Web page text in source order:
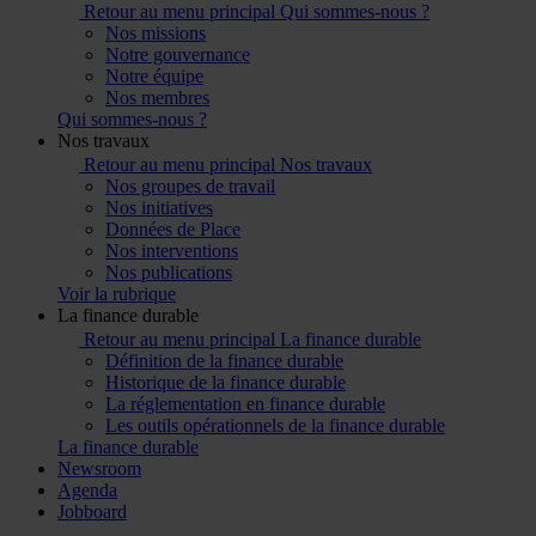
Retour au menu principal Qui sommes-nous ?
Nos missions
Notre gouvernance
Notre équipe
Nos membres
Qui sommes-nous ?
Nos travaux
Retour au menu principal Nos travaux
Nos groupes de travail
Nos initiatives
Données de Place
Nos interventions
Nos publications
Voir la rubrique
La finance durable
Retour au menu principal La finance durable
Définition de la finance durable
Historique de la finance durable
La réglementation en finance durable
Les outils opérationnels de la finance durable
La finance durable
Newsroom
Agenda
Jobboard